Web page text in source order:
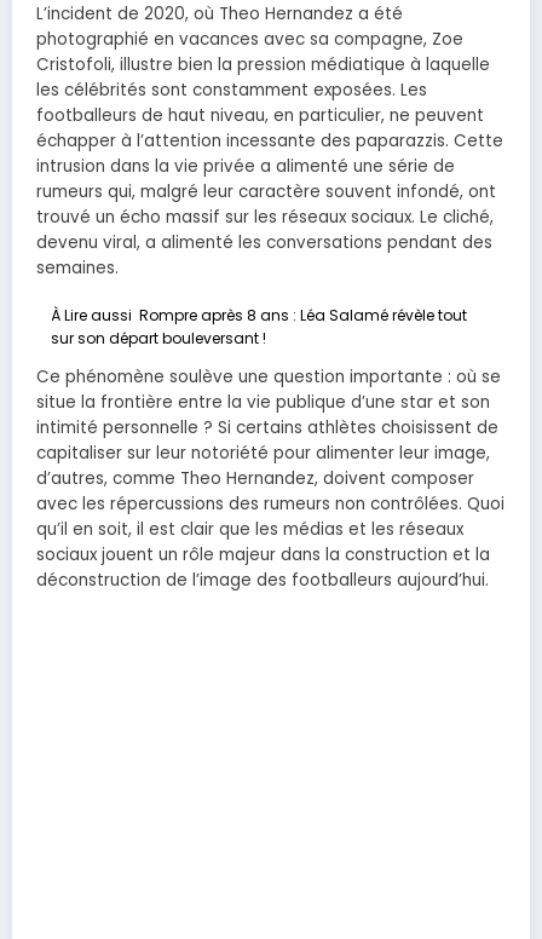
L’incident de 2020, où Theo Hernandez a été
photographié en vacances avec sa compagne, Zoe
Cristofoli, illustre bien la pression médiatique à laquelle
les célébrités sont constamment exposées. Les
footballeurs de haut niveau, en particulier, ne peuvent
échapper à l’attention incessante des paparazzis. Cette
intrusion dans la vie privée a alimenté une série de
rumeurs qui, malgré leur caractère souvent infondé, ont
trouvé un écho massif sur les réseaux sociaux. Le cliché,
devenu viral, a alimenté les conversations pendant des
semaines.
À Lire aussi Rompre après 8 ans : Léa Salamé révèle tout
sur son départ bouleversant !
Ce phénomène soulève une question importante : où se
situe la frontière entre la vie publique d’une star et son
intimité personnelle ? Si certains athlètes choisissent de
capitaliser sur leur notoriété pour alimenter leur image,
d’autres, comme Theo Hernandez, doivent composer
avec les répercussions des rumeurs non contrôlées. Quoi
qu’il en soit, il est clair que les médias et les réseaux
sociaux jouent un rôle majeur dans la construction et la
déconstruction de l’image des footballeurs aujourd’hui.